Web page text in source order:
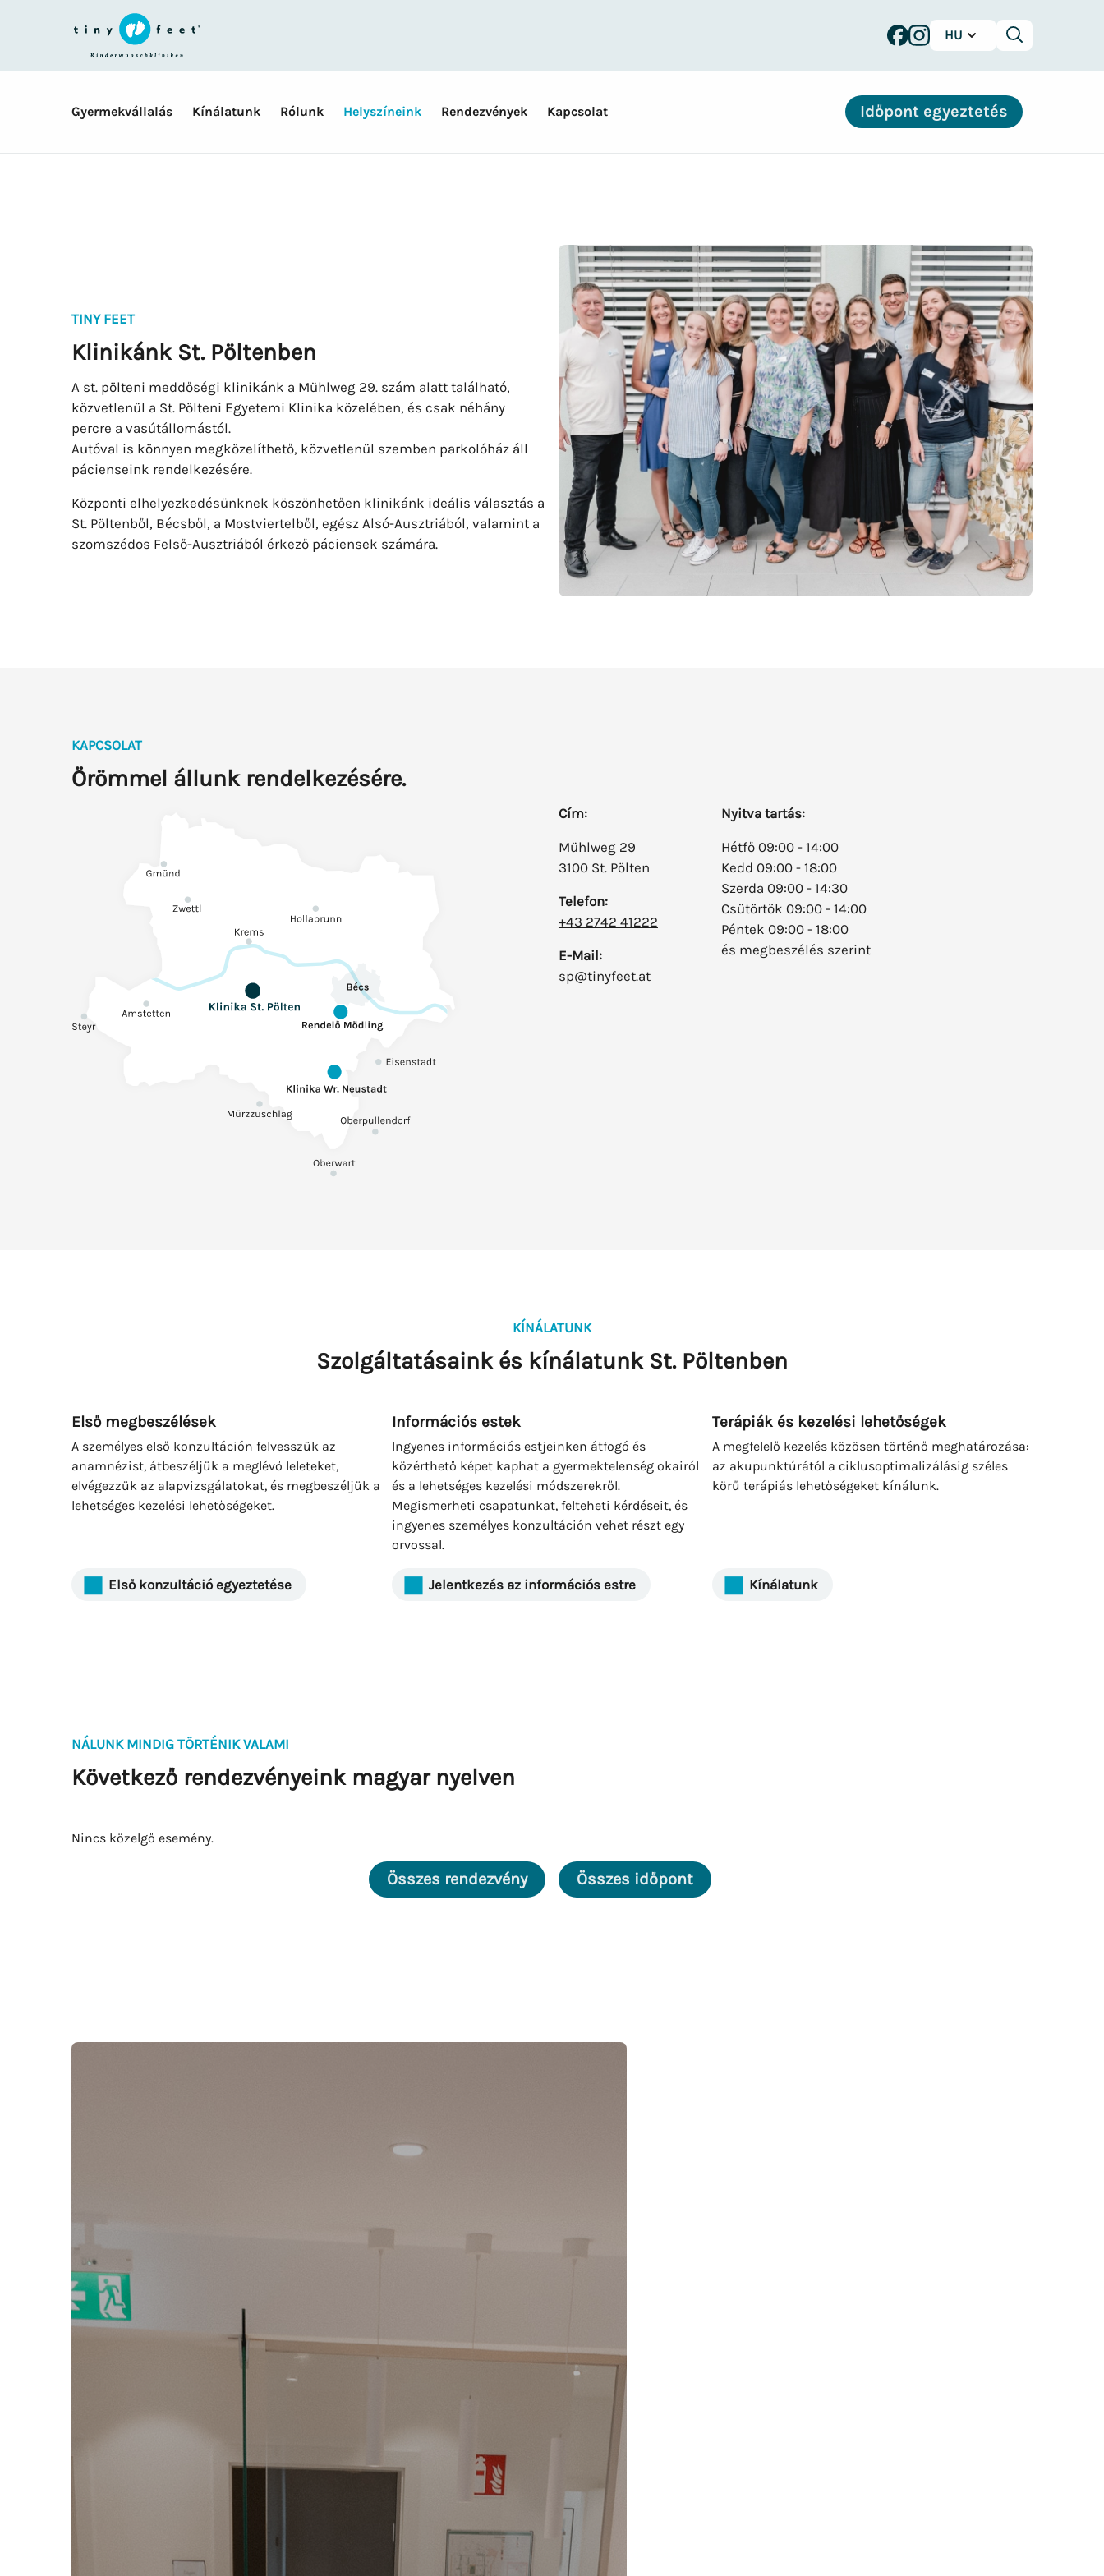
HU
Keresés
Gyermekvállalás Kínálatunk Rólunk Helyszíneink Rendezvények Kapcsolat Időpont egyeztetés
TINY FEET
Klinikánk St. Pöltenben
A st. pölteni meddőségi klinikánk a Mühlweg 29. szám alatt található,
közvetlenül a St. Pölteni Egyetemi Klinika közelében, és csak néhány
percre a vasútállomástól.
Autóval is könnyen megközelíthető, közvetlenül szemben parkolóház áll
pácienseink rendelkezésére.
Központi elhelyezkedésünknek köszönhetően klinikánk ideális választás a
St. Pöltenből, Bécsből, a Mostviertelből, egész Alsó-Ausztriából, valamint a
szomszédos Felső-Ausztriából érkező páciensek számára.
KAPCSOLAT
Örömmel állunk rendelkezésére.
Cím:
Mühlweg 29
3100 St. Pölten
Telefon:
+43 2742 41222
E-Mail:
sp@tinyfeet.at
Nyitva tartás:
Hétfő 09:00 - 14:00
Kedd 09:00 - 18:00
Szerda 09:00 - 14:30
Csütörtök 09:00 - 14:00
Péntek 09:00 - 18:00
és megbeszélés szerint
KÍNÁLATUNK
Szolgáltatásaink és kínálatunk St. Pöltenben
Első megbeszélések
A személyes első konzultáción felvesszük az
anamnézist, átbeszéljük a meglévő leleteket,
elvégezzük az alapvizsgálatokat, és megbeszéljük a
lehetséges kezelési lehetőségeket.
Első konzultáció egyeztetése
Információs estek
Ingyenes információs estjeinken átfogó és
közérthető képet kaphat a gyermektelenség okairól
és a lehetséges kezelési módszerekről.
Megismerheti csapatunkat, felteheti kérdéseit, és
ingyenes személyes konzultáción vehet részt egy
orvossal.
Jelentkezés az információs estre
Terápiák és kezelési lehetőségek
A megfelelő kezelés közösen történő meghatározása:
az akupunktúrától a ciklusoptimalizálásig széles
körű terápiás lehetőségeket kínálunk.
Kínálatunk
NÁLUNK MINDIG TÖRTÉNIK VALAMI
Következő rendezvényeink magyar nyelven
Nincs közelgő esemény.
Összes rendezvény Összes időpont